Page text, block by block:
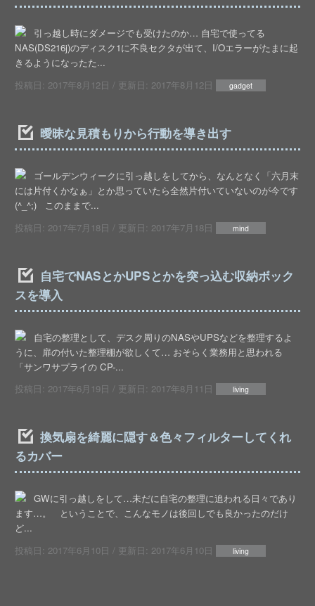
引っ越し時にダメージでも受けたのか… 自宅で使ってる
NAS(DS216j)のディスク1に不良セクタが出て、I/Oエラーがたまに起
きるようになったた...
投稿日: 2017年8月12日 / 更新日: 2017年8月12日 gadget
曖昧な見積もりから行動を導き出す
ゴールデンウィークに引っ越しをしてから、なんとなく「六月末
には片付くかなぁ」とか思っていたら全然片付いていないのが今です
(^_^;) このままで...
投稿日: 2017年7月18日 / 更新日: 2017年7月18日 mind
自宅でNASとかUPSとかを突っ込む収納ボック
スを導入
自宅の整理として、デスク周りのNASやUPSなどを整理するよ
うに、扉の付いた整理棚が欲しくて… おそらく業務用と思われる
「サンワサプライの CP-...
投稿日: 2017年6月19日 / 更新日: 2017年8月11日 living
換気扇を綺麗に隠す＆色々フィルターしてくれ
るカバー
GWに引っ越しをして…未だに自宅の整理に追われる日々であり
ます…。 ということで、こんなモノは後回しでも良かったのだけ
ど...
投稿日: 2017年6月10日 / 更新日: 2017年6月10日 living